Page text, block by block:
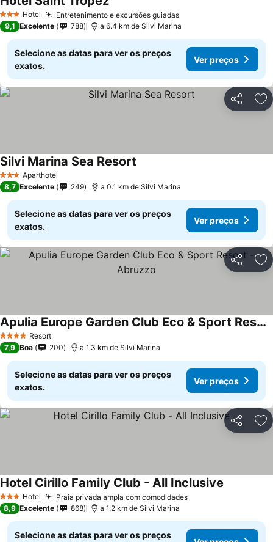
3 EstrelasHotel Entretenimento e excursões guiadas
9,1 Excelente 788 a 6.4 km de Silvi Marina
Selecione as datas para ver os preços
exatos.
Ver preços
Partilhar
3 EstrelasAparthotel
Silvi Marina Sea Resort
8,7 Excelente 249 a 0.1 km de Silvi Marina
Selecione as datas para ver os preços
exatos.
Ver preços
Partilhar
4 EstrelasResort
Apulia Europe Garden Club Eco & Sport Resort - Abruzzo
7,9 Boa 200 a 1.3 km de Silvi Marina
Selecione as datas para ver os preços
exatos.
Ver preços
Partilhar
3 EstrelasHotel Praia privada ampla com comodidades
Hotel Cirillo Family Club - All Inclusive
8,9 Excelente 868 a 1.2 km de Silvi Marina
Selecione as datas para ver os preços